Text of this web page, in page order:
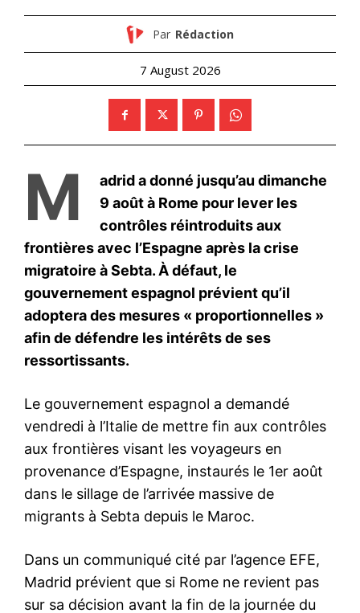
le1.ma
l'intelligence de
l'information
S'ABONNER MAINTENANT
À propos
Nous contacter